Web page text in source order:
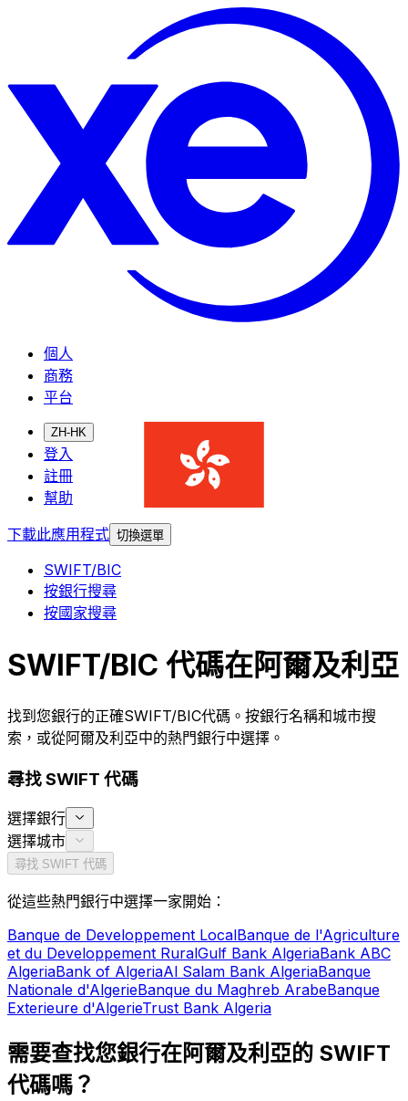
個人
商務
平台
ZH-HK
登入
註冊
幫助
下載此應用程式 切換選單
SWIFT/BIC
按銀行搜尋
按國家搜尋
SWIFT/BIC 代碼在阿爾及利亞
找到您銀行的正確SWIFT/BIC代碼。按銀行名稱和城市搜
索，或從阿爾及利亞中的熱門銀行中選擇。
尋找 SWIFT 代碼
選擇銀行
選擇城市
尋找 SWIFT 代碼
從這些熱門銀行中選擇一家開始：
Banque de Developpement LocalBanque de l'Agriculture
et du Developpement RuralGulf Bank AlgeriaBank ABC
AlgeriaBank of AlgeriaAl Salam Bank AlgeriaBanque
Nationale d'AlgerieBanque du Maghreb ArabeBanque
Exterieure d'AlgerieTrust Bank Algeria
需要查找您銀行在阿爾及利亞的 SWIFT
代碼嗎？